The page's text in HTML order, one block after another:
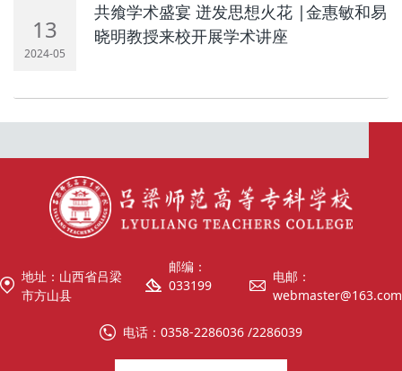
13
2024-05
共飨学术盛宴 迸发思想火花 |金惠敏和易
晓明教授来校开展学术讲座
地址：山西省吕梁
市方山县
邮编：
033199
电邮：
webmaster@163.com
电话：0358-2286036 /2286039